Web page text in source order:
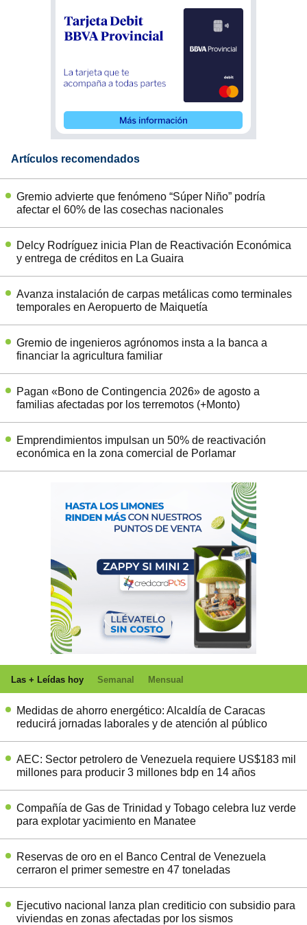
Artículos recomendados
Gremio advierte que fenómeno “Súper Niño” podría
afectar el 60% de las cosechas nacionales
Delcy Rodríguez inicia Plan de Reactivación Económica
y entrega de créditos en La Guaira
Avanza instalación de carpas metálicas como terminales
temporales en Aeropuerto de Maiquetía
Gremio de ingenieros agrónomos insta a la banca a
financiar la agricultura familiar
Pagan «Bono de Contingencia 2026» de agosto a
familias afectadas por los terremotos (+Monto)
Emprendimientos impulsan un 50% de reactivación
económica en la zona comercial de Porlamar
Las + Leídas hoy Semanal Mensual
Medidas de ahorro energético: Alcaldía de Caracas
reducirá jornadas laborales y de atención al público
AEC: Sector petrolero de Venezuela requiere US$183 mil
millones para producir 3 millones bdp en 14 años
Compañía de Gas de Trinidad y Tobago celebra luz verde
para explotar yacimiento en Manatee
Reservas de oro en el Banco Central de Venezuela
cerraron el primer semestre en 47 toneladas
Ejecutivo nacional lanza plan crediticio con subsidio para
viviendas en zonas afectadas por los sismos